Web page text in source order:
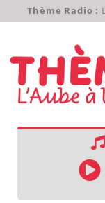
Thème Radio :